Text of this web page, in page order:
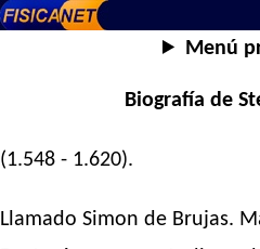
Menú
Biografía de
(1.548 - 1.620).
Llamado Simon de Brujas.